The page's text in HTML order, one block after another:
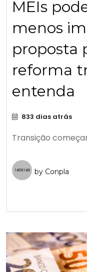
MEIs
menos
proposta
reforma
entenda
833 dias atrás
Transição
by Conpla